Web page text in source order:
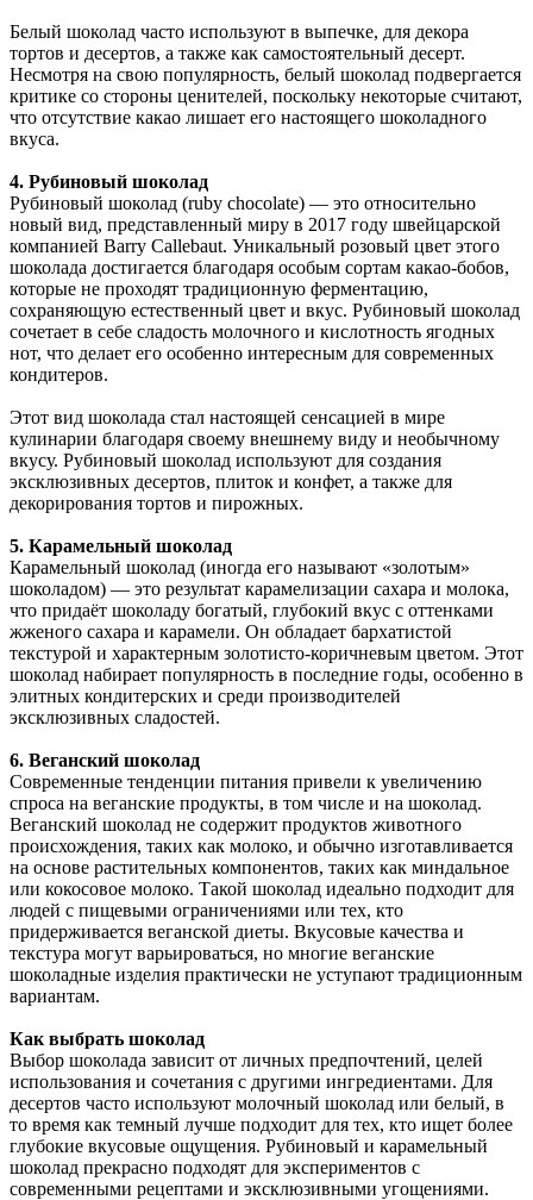
Белый шоколад часто используют в выпечке, для декора
тортов и десертов, а также как самостоятельный десерт.
Несмотря на свою популярность, белый шоколад подвергается
критике со стороны ценителей, поскольку некоторые считают,
что отсутствие какао лишает его настоящего шоколадного
вкуса.
4. Рубиновый шоколад
Рубиновый шоколад (ruby chocolate) — это относительно
новый вид, представленный миру в 2017 году швейцарской
компанией Barry Callebaut. Уникальный розовый цвет этого
шоколада достигается благодаря особым сортам какао-бобов,
которые не проходят традиционную ферментацию,
сохраняющую естественный цвет и вкус. Рубиновый шоколад
сочетает в себе сладость молочного и кислотность ягодных
нот, что делает его особенно интересным для современных
кондитеров.
Этот вид шоколада стал настоящей сенсацией в мире
кулинарии благодаря своему внешнему виду и необычному
вкусу. Рубиновый шоколад используют для создания
эксклюзивных десертов, плиток и конфет, а также для
декорирования тортов и пирожных.
5. Карамельный шоколад
Карамельный шоколад (иногда его называют «золотым»
шоколадом) — это результат карамелизации сахара и молока,
что придаёт шоколаду богатый, глубокий вкус с оттенками
жженого сахара и карамели. Он обладает бархатистой
текстурой и характерным золотисто-коричневым цветом. Этот
шоколад набирает популярность в последние годы, особенно в
элитных кондитерских и среди производителей
эксклюзивных сладостей.
6. Веганский шоколад
Современные тенденции питания привели к увеличению
спроса на веганские продукты, в том числе и на шоколад.
Веганский шоколад не содержит продуктов животного
происхождения, таких как молоко, и обычно изготавливается
на основе растительных компонентов, таких как миндальное
или кокосовое молоко. Такой шоколад идеально подходит для
людей с пищевыми ограничениями или тех, кто
придерживается веганской диеты. Вкусовые качества и
текстура могут варьироваться, но многие веганские
шоколадные изделия практически не уступают традиционным
вариантам.
Как выбрать шоколад
Выбор шоколада зависит от личных предпочтений, целей
использования и сочетания с другими ингредиентами. Для
десертов часто используют молочный шоколад или белый, в
то время как темный лучше подходит для тех, кто ищет более
глубокие вкусовые ощущения. Рубиновый и карамельный
шоколад прекрасно подходят для экспериментов с
современными рецептами и эксклюзивными угощениями.